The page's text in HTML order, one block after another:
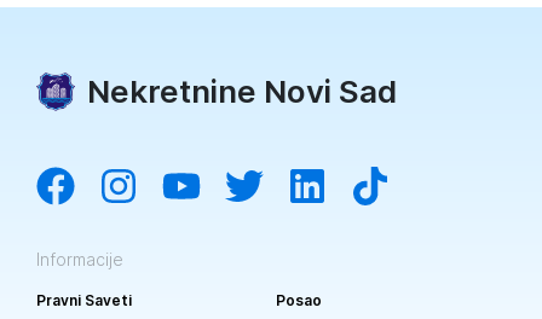
Nekretnine Novi Sad
Informacije
Pravni Saveti
Posao